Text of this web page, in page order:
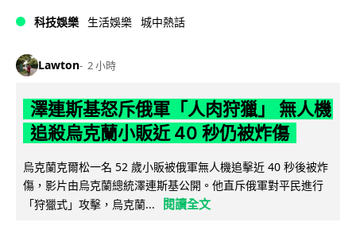
科技娛樂 生活娛樂 城中熱話
Lawton 2 小時
澤連斯基怒斥俄軍「人肉狩獵」 無人機
追殺烏克蘭小販近 40 秒仍被炸傷
烏克蘭克爾松一名 52 歲小販被俄軍無人機追擊近 40 秒後被炸
傷，影片由烏克蘭總統澤連斯基公開。他直斥俄軍對平民進行
「狩獵式」攻擊，烏克蘭...
閱讀全文